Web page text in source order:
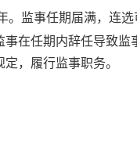
。监事任期届满，连
事在任期内辞任导致
，履行监事职务。